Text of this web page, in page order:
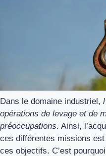
Dans le domaine industriel,
opérations de levage et de
préoccupations. Ainsi,
ces différentes missions
ces objectifs. C’est